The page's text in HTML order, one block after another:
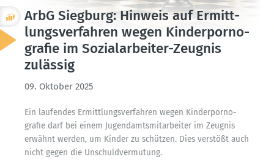
ArbG Siegburg: Hinweis auf Ermitt­
lungs­ver­fahren wegen Kinder­por­no­
grafie im Sozial­ar­beiter-Zeugnis
zulässig
09. Oktober 2025
Ein laufendes Ermitt­lungs­ver­fahren wegen Kinder­por­no­
grafie darf bei einem Jugend­amts­mit­ar­beiter im Zeugnis
erwähnt werden, um Kinder zu schützen. Dies verstößt auch
nicht gegen die Unschuld­ver­mutung.